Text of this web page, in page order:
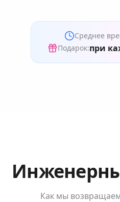
Среднее
Подарок:при
Как мы